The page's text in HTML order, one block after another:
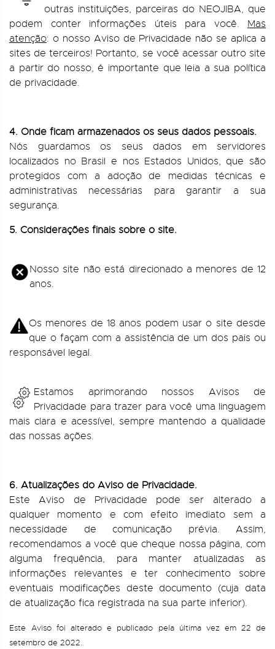
outras instituições, parceiras do NEOJIBA, que
podem conter informações úteis para você. Mas
atenção: o nosso Aviso de Privacidade não se aplica a
sites de terceiros! Portanto, se você acessar outro site
a partir do nosso, é importante que leia a sua política
de privacidade.
4. Onde ficam armazenados os seus dados pessoais.
Nós guardamos os seus dados em servidores
localizados no Brasil e nos Estados Unidos, que são
protegidos com a adoção de medidas técnicas e
administrativas necessárias para garantir a sua
segurança.
5. Considerações finais sobre o site.
Nosso site não está direcionado a menores de 12
anos.
Os menores de 18 anos podem usar o site desde
que o façam com a assistência de um dos pais ou
responsável legal.
Estamos aprimorando nossos Avisos de
Privacidade para trazer para você uma linguagem
mais clara e acessível, sempre mantendo a qualidade
das nossas ações.
6. Atualizações do Aviso de Privacidade.
Este Aviso de Privacidade pode ser alterado a
qualquer momento e com efeito imediato sem a
necessidade de comunicação prévia. Assim,
recomendamos a você que cheque nossa página, com
alguma frequência, para manter atualizadas as
informações relevantes e ter conhecimento sobre
eventuais modificações deste documento (cuja data
de atualização fica registrada na sua parte inferior).
Este Aviso foi alterado e publicado pela última vez em 22 de
setembro de 2022.